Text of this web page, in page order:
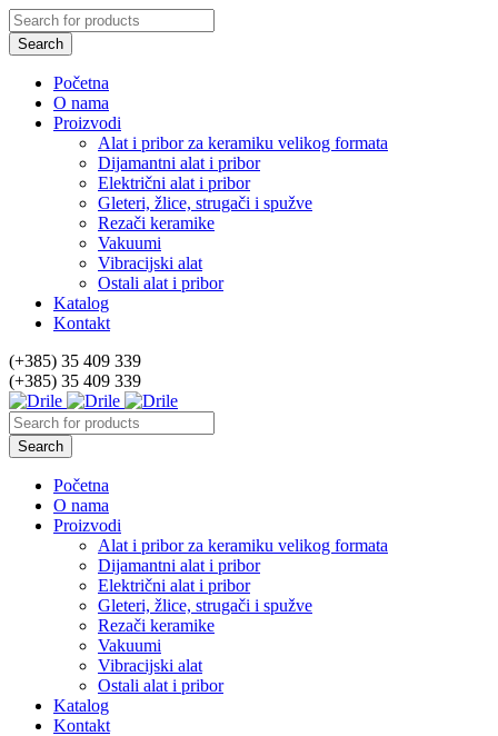
Početna
O nama
Proizvodi
Alat i pribor za keramiku velikog formata
Dijamantni alat i pribor
Električni alat i pribor
Gleteri, žlice, strugači i spužve
Rezači keramike
Vakuumi
Vibracijski alat
Ostali alat i pribor
Katalog
Kontakt
(+385) 35 409 339
(+385) 35 409 339
Početna
O nama
Proizvodi
Alat i pribor za keramiku velikog formata
Dijamantni alat i pribor
Električni alat i pribor
Gleteri, žlice, strugači i spužve
Rezači keramike
Vakuumi
Vibracijski alat
Ostali alat i pribor
Katalog
Kontakt